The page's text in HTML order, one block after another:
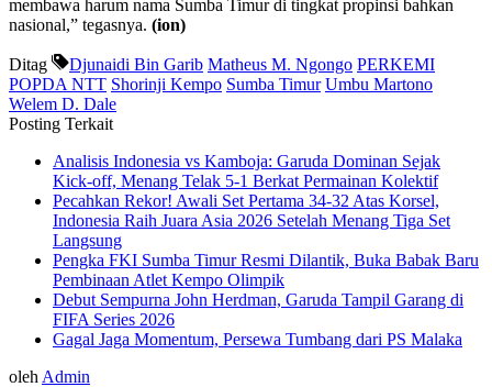
membawa harum nama Sumba Timur di tingkat propinsi bahkan
nasional,” tegasnya. (ion)
Ditag Djunaidi Bin Garib Matheus M. Ngongo PERKEMI
POPDA NTT Shorinji Kempo Sumba Timur Umbu Martono
Welem D. Dale
Posting Terkait
Analisis Indonesia vs Kamboja: Garuda Dominan Sejak
Kick-off, Menang Telak 5-1 Berkat Permainan Kolektif
Pecahkan Rekor! Awali Set Pertama 34-32 Atas Korsel,
Indonesia Raih Juara Asia 2026 Setelah Menang Tiga Set
Langsung
Pengka FKI Sumba Timur Resmi Dilantik, Buka Babak Baru
Pembinaan Atlet Kempo Olimpik
Debut Sempurna John Herdman, Garuda Tampil Garang di
FIFA Series 2026
Gagal Jaga Momentum, Persewa Tumbang dari PS Malaka
oleh Admin